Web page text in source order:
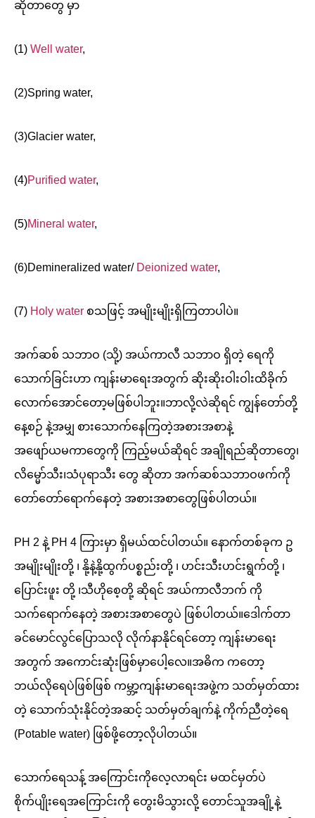
ဆိုတာတွေ မှာ
(1) Well water,
(2)Spring water,
(3)Glacier water,
(4)Purified water,
(5)Mineral water,
(6)Demineralized water/ Deionized water,
(7) Holy water စသဖြင့် အမျိုးမျိုးရှိကြတာပါပဲ။
အက်ဆစ် သဘာဝ (သို့) အယ်ကာလီ သဘာဝ ရှိတဲ့ ရေကို
သောက်ခြင်းဟာ ကျန်းမာရေးအတွက် ဆိုးဆိုးဝါးဝါးထိခိုက်
လောက်အောင်တော့မဖြစ်ပါဘူး။ဘာလို့လဲဆိုရင် ကျွန်တော်တို့
နေ့စဉ် နဲ့အမျှ စားသောက်နေကြတဲ့အစားအစာနဲ့
အဖျော်ယမကာတွေကို ကြည့်မယ်ဆိုရင် အချိုရည်ဆိုတာတွေ၊
လိမ္မော်သီး၊သံပုရာသီး တွေ ဆိုတာ အက်ဆစ်သဘာဝဖက်ကို
တော်တော်ရောက်နေတဲ့ အစားအစာတွေဖြစ်ပါတယ်။
PH 2 နဲ့ PH 4 ကြားမှာ ရှိမယ်ထင်ပါတယ်။ နောက်တစ်ခုက ဥ
အမျိုးမျိုးတို့ ၊ နို့နဲ့နို့ထွက်ပစ္စည်းတို့ ၊ ဟင်းသီးဟင်းရွက်တို့ ၊
ပြောင်းဖူး တို့ ၊သီဟိုစေ့တို့ ဆိုရင် အယ်ကာလီဘက် ကို
သက်ရောက်နေတဲ့ အစားအစာတွေပဲ ဖြစ်ပါတယ်။ဒေါက်တာ
ခင်မောင်လွင်ပြောသလို လိုက်နာနိုင်ရင်တော့ ကျန်းမာရေး
အတွက် အကောင်းဆုံးဖြစ်မှာပေါ့လေ။အဓိက ကတော့
ဘယ်လိုရေပဲဖြစ်ဖြစ် ကမ္ဘာ့ကျန်းမာရေးအဖွဲ့က သတ်မှတ်ထား
တဲ့ သောက်သုံးနိုင်တဲ့အဆင့် သတ်မှတ်ချက်နဲ့ ကိုက်ညီတဲ့ရေ
(Potable water) ဖြစ်ဖို့တော့လိုပါတယ်။
သောက်ရေသန့် အကြောင်းကိုလေ့လာရင်း မထင်မှတ်ပဲ
စိုက်ပျိုးရေအကြောင်းကို တွေးမိသွားလို့ တောင်သူအချို့နဲ့